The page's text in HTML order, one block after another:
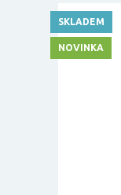
SKLADEM
NOVINKA